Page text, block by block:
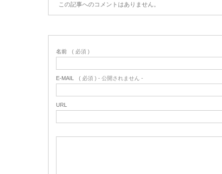
この記事へのコメントはありません。
名前 ( 必須 )
E-MAIL ( 必須 ) - 公開されません -
URL